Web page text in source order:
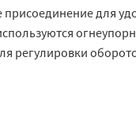
для
регулировки